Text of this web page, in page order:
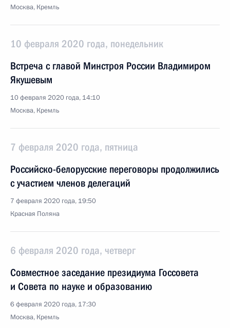
Москва, Кремль
10 февраля 2020 года, понедельник
Встреча с главой Минстроя России Владимиром
Якушевым
10 февраля 2020 года, 14:10
Москва, Кремль
7 февраля 2020 года, пятница
Российско-белорусские переговоры продолжились
с участием членов делегаций
7 февраля 2020 года, 19:50
Красная Поляна
6 февраля 2020 года, четверг
Совместное заседание президиума Госсовета
и Совета по науке и образованию
6 февраля 2020 года, 17:30
Москва, Кремль